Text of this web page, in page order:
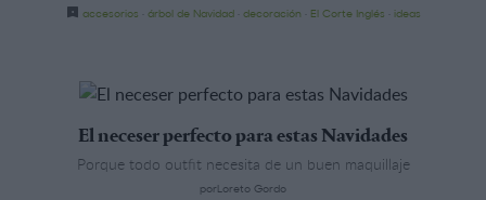
accesorios
árbol de Navidad· decoración El Corte Inglés ideas
El neceser perfecto para estas Navidades
Porque todo outfit necesita de un buen maquillaje
porLoreto Gordo